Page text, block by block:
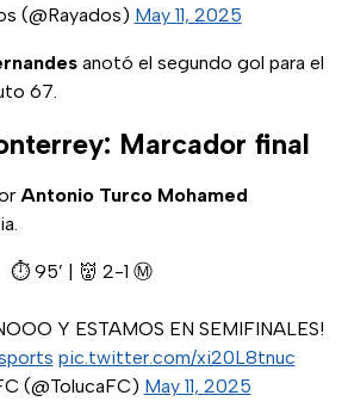
(@Rayados) May 11, 2025
anotó el segundo gol para el
67.
Marcador final
Antonio Turco Mohamed
⏱ 95’ | 👹 2-1 Ⓜ️
Y ESTAMOS EN SEMIFINALES!
pic.twitter.com/xi20L8tnuc
(@TolucaFC) May 11, 2025